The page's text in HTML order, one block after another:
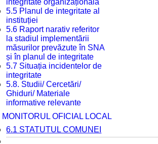
integritate organizațională
5.5 Planul de integritate al
instituției
5.6 Raport narativ referitor
la stadiul implementării
măsurilor prevăzute în SNA
și în planul de integritate
5.7 Situația incidentelor de
integritate
5.8. Studii/ Cercetări/
Ghiduri/ Materiale
informative relevante
MONITORUL OFICIAL LOCAL
6.1 STATUTUL COMUNEI